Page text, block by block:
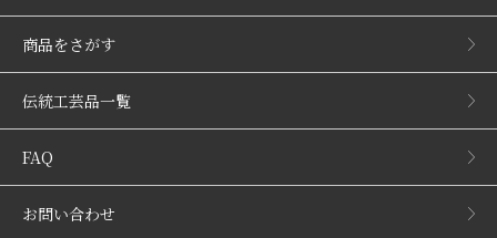
商品をさがす
伝統工芸品一覧
FAQ
お問い合わせ